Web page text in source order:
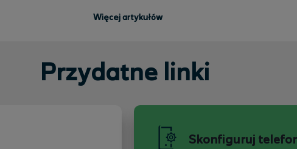
Więcej artykułów
Przydatne linki
Skonfiguruj